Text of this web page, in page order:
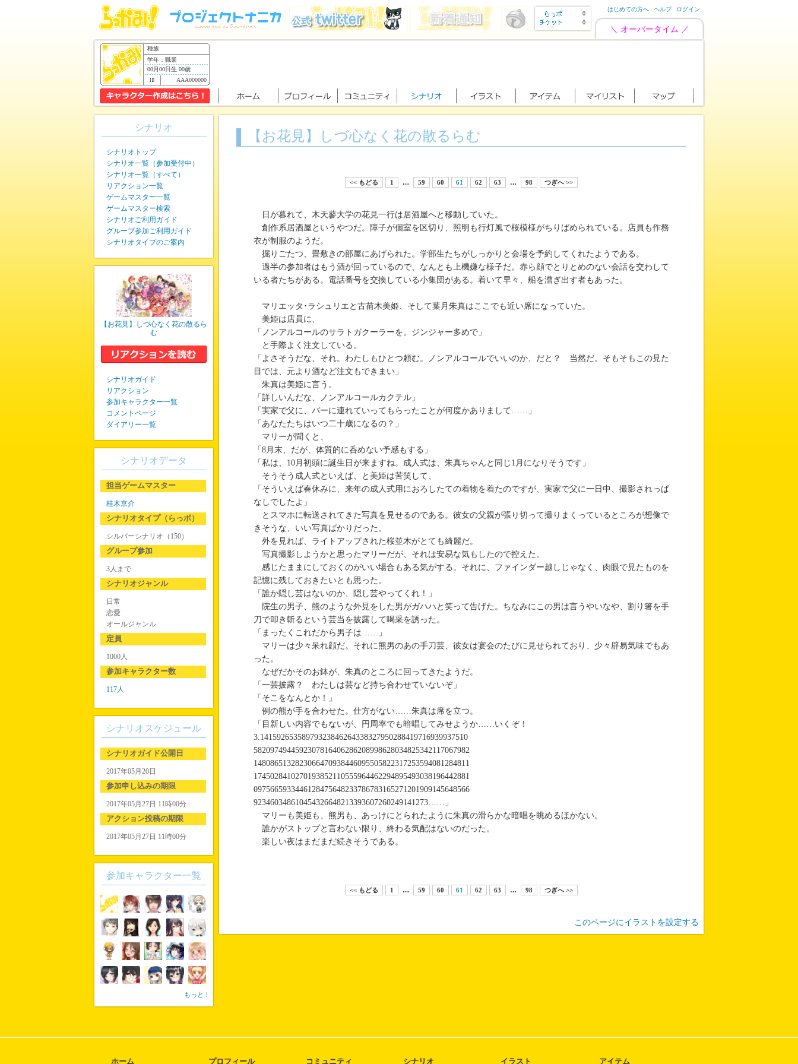
0
0
はじめての方へ ヘルプ ログイン
＼ オーバータイム ／
種族
学年：職業
00月00日生 00歳
AAA000000
【お花見】しづ心なく花の散るらむ
<< もどる 1 … 59 60 61 62 63 … 98 つぎへ >>
日が暮れて、木天蓼大学の花見一行は居酒屋へと移動していた。
創作系居酒屋というやつだ。障子が個室を区切り、照明も行灯風で桜模様がちりばめられている。店員も作務
衣が制服のようだ。
掘りごたつ、畳敷きの部屋にあげられた。学部生たちがしっかりと会場を予約してくれたようである。
過半の参加者はもう酒が回っているので、なんとも上機嫌な様子だ。赤ら顔でとりとめのない会話を交わして
いる者たちがある。電話番号を交換している小集団がある。着いて早々、船を漕ぎ出す者もあった。
マリエッタ･ラシュリエと古苗木美姫、そして葉月朱真はここでも近い席になっていた。
美姫は店員に、
「ノンアルコールのサラトガクーラーを。ジンジャー多めで」
と手際よく注文している。
「よさそうだな、それ。わたしもひとつ頼む。ノンアルコールでいいのか、だと？ 当然だ。そもそもこの見た
目では、元より酒など注文もできまい」
朱真は美姫に言う。
「詳しいんだな、ノンアルコールカクテル」
「実家で父に、バーに連れていってもらったことが何度かありまして……」
「あなたたちはいつ二十歳になるの？」
マリーが聞くと、
「8月末、だが、体質的に呑めない予感もする」
「私は、10月初頭に誕生日が来ますね。成人式は、朱真ちゃんと同じ1月になりそうです」
そうそう成人式といえば、と美姫は苦笑して、
「そういえば春休みに、来年の成人式用におろしたての着物を着たのですが、実家で父に一日中、撮影されっぱ
なしでしたよ」
とスマホに転送されてきた写真を見せるのである。彼女の父親が張り切って撮りまくっているところが想像で
きそうな、いい写真ばかりだった。
外を見れば、ライトアップされた桜並木がとても綺麗だ。
写真撮影しようかと思ったマリーだが、それは安易な気もしたので控えた。
感じたままにしておくのがいい場合もある気がする。それに、ファインダー越しじゃなく、肉眼で見たものを
記憶に残しておきたいとも思った。
「誰か隠し芸はないのか、隠し芸やってくれ！」
院生の男子、熊のような外見をした男がガハハと笑って告げた。ちなみにこの男は言うやいなや、割り箸を手
刀で叩き斬るという芸当を披露して喝采を誘った。
「まったくこれだから男子は……」
マリーは少々呆れ顔だ。それに熊男のあの手刀芸、彼女は宴会のたびに見せられており、少々辟易気味でもあ
った。
なぜだかそのお鉢が、朱真のところに回ってきたようだ。
「一芸披露？ わたしは芸など持ち合わせていないぞ」
「そこをなんとか！」
例の熊が手を合わせた。仕方がない……朱真は席を立つ。
「目新しい内容でもないが、円周率でも暗唱してみせようか……いくぞ！
3.14159265358979323846264338327950288419716939937510
5820974944592307816406286208998628034825342117067982
1480865132823066470938446095505822317253594081284811
1745028410270193852110555964462294895493038196442881
0975665933446128475648233786783165271201909145648566
923460348610454326648213393607260249141273……」
マリーも美姫も、熊男も、あっけにとられたように朱真の滑らかな暗唱を眺めるほかない。
誰かがストップと言わない限り、終わる気配はないのだった。
楽しい夜はまだまだ続きそうである。
<< もどる 1 … 59 60 61 62 63 … 98 つぎへ >>
このページにイラストを設定する
シナリオ
シナリオトップ
シナリオ一覧（参加受付中）
シナリオ一覧（すべて）
リアクション一覧
ゲームマスター一覧
ゲームマスター検索
シナリオご利用ガイド
グループ参加ご利用ガイド
シナリオタイプのご案内
【お花見】しづ心なく花の散るら
む
シナリオガイド
リアクション
参加キャラクター一覧
コメントページ
ダイアリー一覧
シナリオデータ
担当ゲームマスター
桂木京介
シナリオタイプ（らっポ）
シルバーシナリオ（150）
グループ参加
3人まで
シナリオジャンル
日常
恋愛
オールジャンル
定員
1000人
参加キャラクター数
117人
シナリオスケジュール
シナリオガイド公開日
2017年05月20日
参加申し込みの期限
2017年05月27日 11時00分
アクション投稿の期限
2017年05月27日 11時00分
参加キャラクター一覧
もっと！
ホーム プロフィール コミュニティ シナリオ イラスト アイテム